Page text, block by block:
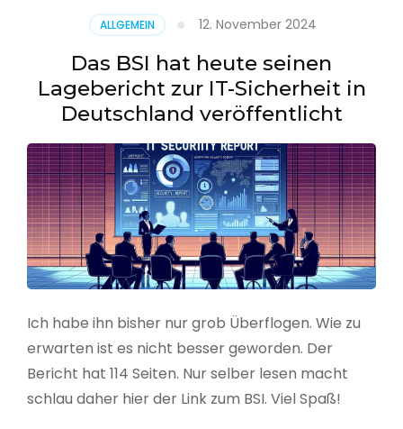
aus
CSV
erstellen
ALLGEMEIN 12. November 2024
Das BSI hat heute seinen
Lagebericht zur IT-Sicherheit in
Deutschland veröffentlicht
Ich habe ihn bisher nur grob Überflogen. Wie zu
erwarten ist es nicht besser geworden. Der
Bericht hat 114 Seiten. Nur selber lesen macht
schlau daher hier der Link zum BSI. Viel Spaß!